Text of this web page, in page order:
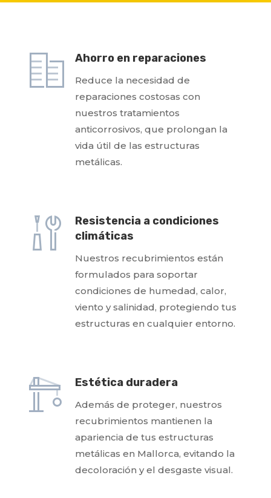
Ahorro en reparaciones
Reduce la necesidad de
reparaciones costosas con
nuestros tratamientos
anticorrosivos, que prolongan la
vida útil de las estructuras
metálicas.
Resistencia a condiciones
climáticas
Nuestros recubrimientos están
formulados para soportar
condiciones de humedad, calor,
viento y salinidad, protegiendo tus
estructuras en cualquier entorno.
Estética duradera
Además de proteger, nuestros
recubrimientos mantienen la
apariencia de tus estructuras
metálicas en Mallorca, evitando la
decoloración y el desgaste visual.